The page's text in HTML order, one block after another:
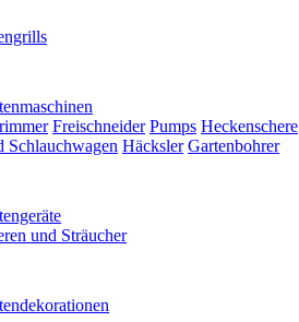
Freischneider Pumps Heckenschere
Schlauchwagen Häcksler Gartenbohrer
und Sträucher